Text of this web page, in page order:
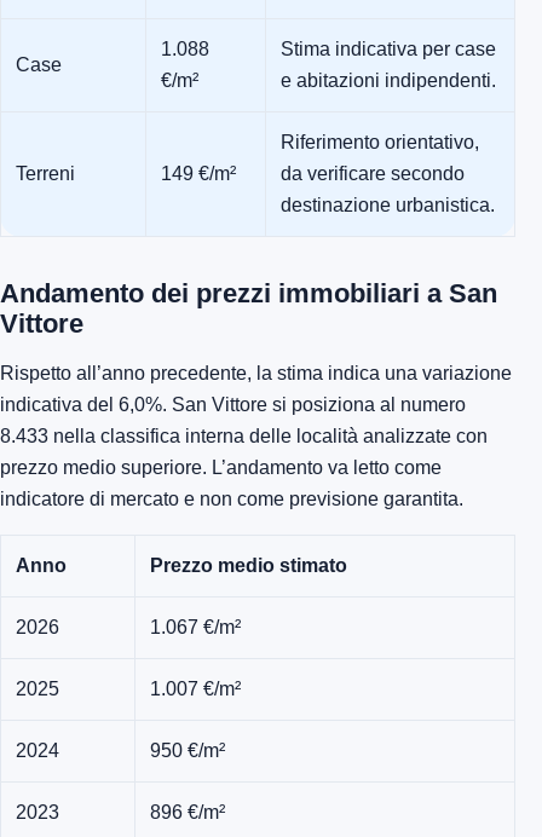
Case
1.088
€/m²
Stima indicativa per case
e abitazioni indipendenti.
Terreni 149 €/m²
Riferimento orientativo,
da verificare secondo
destinazione urbanistica.
Andamento dei prezzi immobiliari a San
Vittore
Rispetto all’anno precedente, la stima indica una variazione
indicativa del 6,0%. San Vittore si posiziona al numero
8.433 nella classifica interna delle località analizzate con
prezzo medio superiore. L’andamento va letto come
indicatore di mercato e non come previsione garantita.
Anno Prezzo medio stimato
2026 1.067 €/m²
2025 1.007 €/m²
2024 950 €/m²
2023 896 €/m²